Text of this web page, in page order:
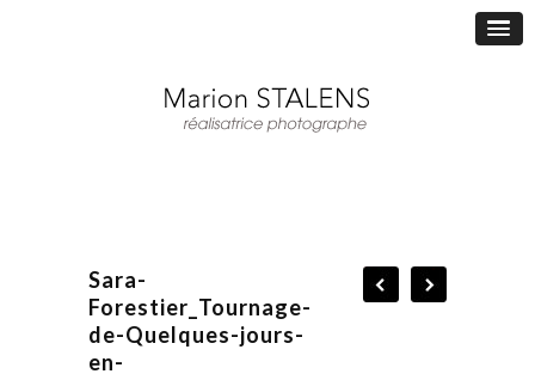
Sara-
Forestier_Tournage-
de-Quelques-jours-
en-